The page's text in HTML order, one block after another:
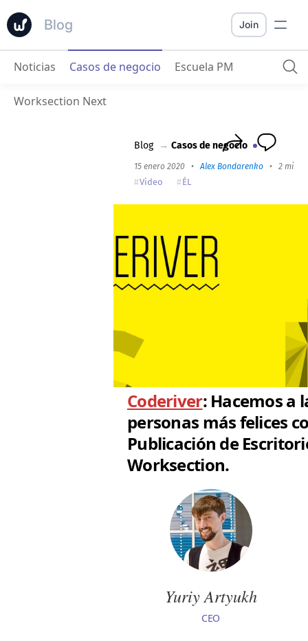
Blog
Coderiver: Hacemos a las personas más felices con Publicación de Escritorio y Worksection.
Join
Noticias Casos de negocio Escuela PM
Worksection Next
Blog → Casos de negocio
15 enero 2020 •Alex Bondarenko • 2 min
Video ÉL
Coderiver: Hacemos a
personas más felices
Publicación de
Worksection.
Yuriy Artyukh
CEO